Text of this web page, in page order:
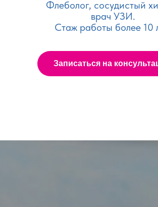
Записаться на
Флеболог, сосудистый
врач УЗИ.
Стаж работы более 10